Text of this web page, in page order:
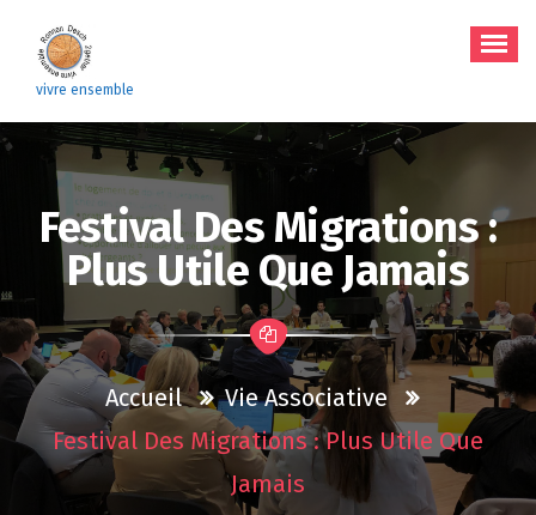
contenu
vivre ensemble
Festival Des Migrations :
Plus Utile Que Jamais
Accueil
Vie Associative
Festival Des Migrations : Plus Utile Que
Jamais